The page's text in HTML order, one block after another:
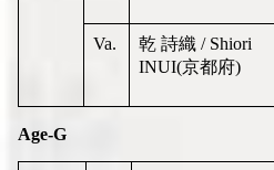
Va.
乾 詩織 / Shiori
INUI(京都府)
Age-G